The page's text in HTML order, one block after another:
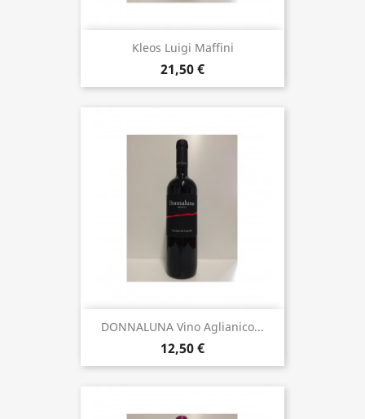
Kleos Luigi Maffini
21,50 €
DONNALUNA Vino Aglianico...
12,50 €